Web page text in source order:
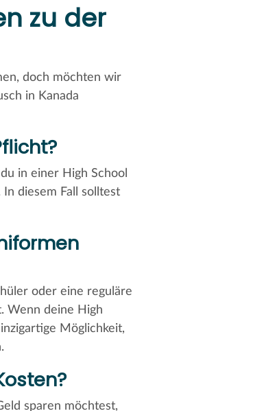
zu der
doch möchten wir
in Kanada
in einer High School
diesem Fall solltest
oder eine reguläre
Wenn deine High
Möglichkeit,
sparen möchtest,